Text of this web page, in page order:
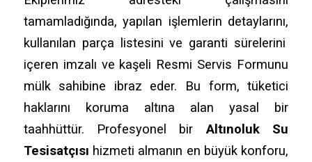
tamamladığında, yapılan işlemlerin detaylarını,
kullanılan parça listesini ve garanti sürelerini
içeren imzalı ve kaşeli Resmi Servis Formunu
mülk sahibine ibraz eder. Bu form, tüketici
haklarını koruma altına alan yasal bir
taahhüttür. Profesyonel bir Altınoluk Su
Tesisatçısı hizmeti almanın en büyük konforu,